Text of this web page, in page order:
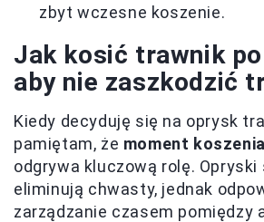
zbyt wczesne koszenie.
Jak kosić trawnik
aby nie zaszkodzić
Kiedy decyduję się na oprysk
pamiętam, że moment koszenia
odgrywa kluczową rolę.
eliminują chwasty, jednak
zarządzanie czasem pomiędzy